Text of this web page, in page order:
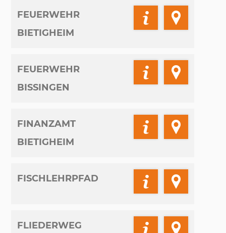
FEUERWEHR
BIETIGHEIM
FEUERWEHR
BISSINGEN
FINANZAMT
BIETIGHEIM
FISCHLEHRPFAD
FLIEDERWEG